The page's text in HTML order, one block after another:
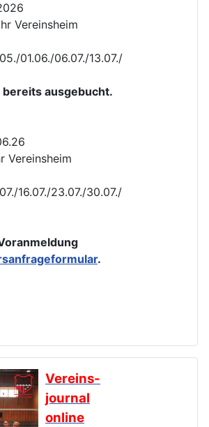
Vereinsheim
01.06./06.07./13.07./
bereits ausgebucht.
Vereinsheim
16.07./23.07./30.07./
.
Vereins-
journal
online